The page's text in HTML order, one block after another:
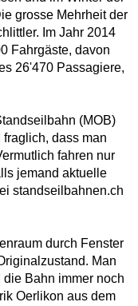
grosse Mehrheit der
Im Jahr 2014
Fahrgäste, davon
26'470 Passagiere,
(MOB)
dass man
fahren nur
jemand aktuelle
standseilbahnen.ch
durch Fenster
Man
Bahn immer noch
Oerlikon aus dem